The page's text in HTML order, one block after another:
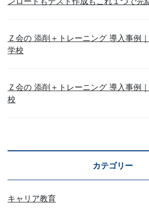
Ｚ会の 添削＋トレーニング 導入事例
学校
Ｚ会の 添削＋トレーニング 導入事例
校
カテゴリー
キャリア教育